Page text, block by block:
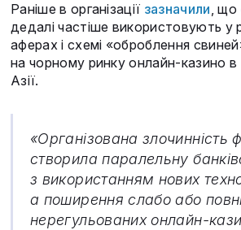
Раніше в організації зазначили, що
дедалі частіше використовують у
аферах і схемі «оброблення
на чорному ринку онлайн-казино в
Азії.
«Організована злочинність
створила паралельну
з використанням нових
а поширення слабо або
нерегульованих онлайн-